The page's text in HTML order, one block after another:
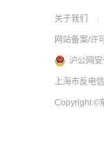
关于我们
网站备案/许
沪公网
上海市反电
Copyright ©